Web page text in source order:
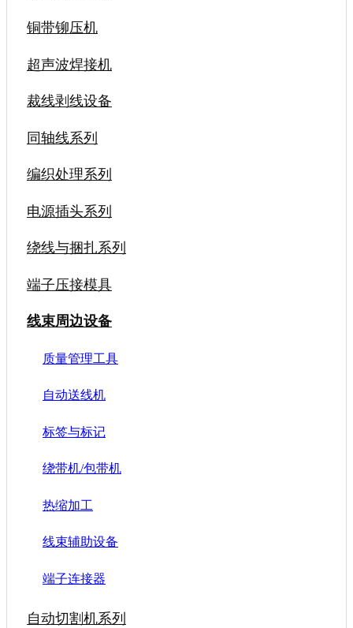
铜带铆压机
超声波焊接机
裁线剥线设备
同轴线系列
编织处理系列
电源插头系列
绕线与捆扎系列
端子压接模具
线束周边设备
质量管理工具
自动送线机
标签与标记
绕带机/包带机
热缩加工
线束辅助设备
端子连接器
自动切割机系列